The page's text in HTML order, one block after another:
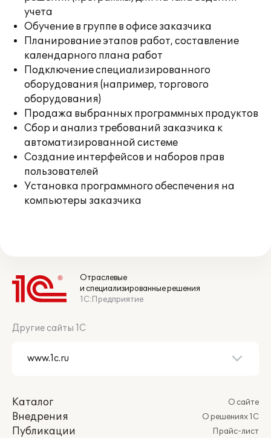
учета
Обучение в группе в офисе заказчика
Планирование этапов работ, составление
календарного плана работ
Подключение специализированного
оборудования (например, торгового
оборудования)
Продажа выбранных программных продуктов
Сбор и анализ требований заказчика к
автоматизированной системе
Создание интерфейсов и наборов прав
пользователей
Установка программного обеспечения на
компьютеры заказчика
Отраслевые
и специализированные решения
1С:Предприятие
Другие сайты 1С
Каталог
Внедрения
Публикации
О сайте
О решениях 1С
Прайс-лист